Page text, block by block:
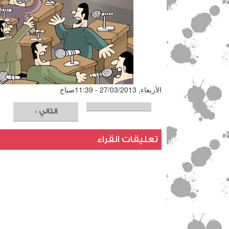
الأربعاء, 27/03/2013 - 11:39صباح
التالي ›
تعليقات القراء